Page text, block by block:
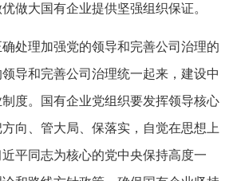
做大国有企业提供坚强组织保证。
处理加强党的领导和完善公司治理的
导和完善公司治理统一起来，建设中
度。国有企业党组织要发挥领导核心
向、管大局、保落实，自觉在思想上
平同志为核心的党中央保持高度一